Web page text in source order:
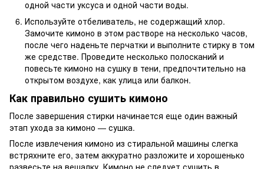
одной части уксуса и одной части воды.
Используйте отбеливатель, не содержащий хлор.
Замочите кимоно в этом растворе на несколько часов,
после чего наденьте перчатки и выполните стирку в том
же средстве. Проведите несколько полосканий и
повесьте кимоно на сушку в тени, предпочтительно на
открытом воздухе, как улица или балкон.
Как правильно сушить кимоно
После завершения стирки начинается еще один важный
этап ухода за кимоно — сушка.
После извлечения кимоно из стиральной машины слегка
встряхните его, затем аккуратно разложите и хорошенько
развесьте на вешалку. Кимоно не следует сушить в